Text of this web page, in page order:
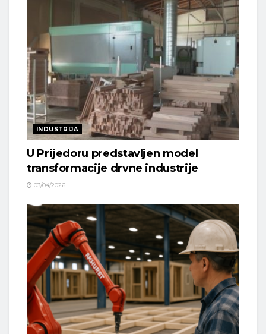
INDUSTRIJA
U Prijedoru predstavljen model
transformacije drvne industrije
03/04/2026